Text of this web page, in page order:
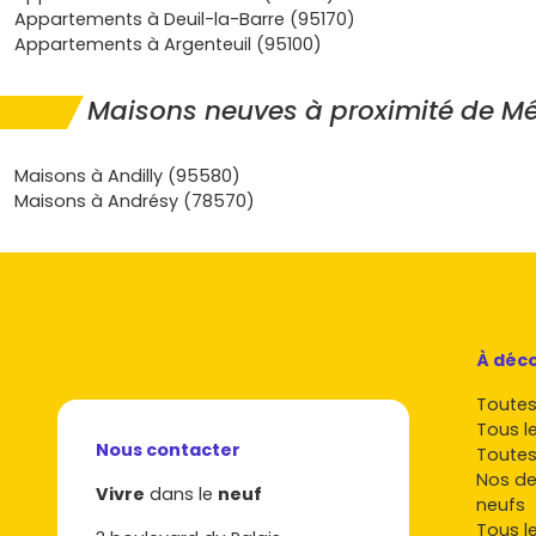
durer et facile à entretenir, à deux pas des escapades
Auvers-sur-Oise et des loisirs de plein air. Envie de passer de
maison neuve à Méry-sur-Oise
de vie, compare les plans, les performances et les délais,
tu verras, concrétiser ton projet devient simple quand tout
même endroit.
Appartements à Deuil-la-Barre (95170)
Appartements à Argenteuil (95100)
Maisons neuves à proximité de
Maisons à Andilly (95580)
Maisons à Andrésy (78570)
Nous contacter
Vivre dans le neuf
À
Tous
Nos
neufs
Tous